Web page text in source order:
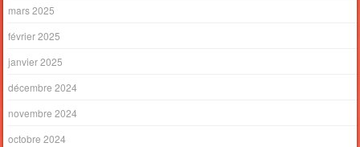
mars 2025
février 2025
janvier 2025
décembre 2024
novembre 2024
octobre 2024